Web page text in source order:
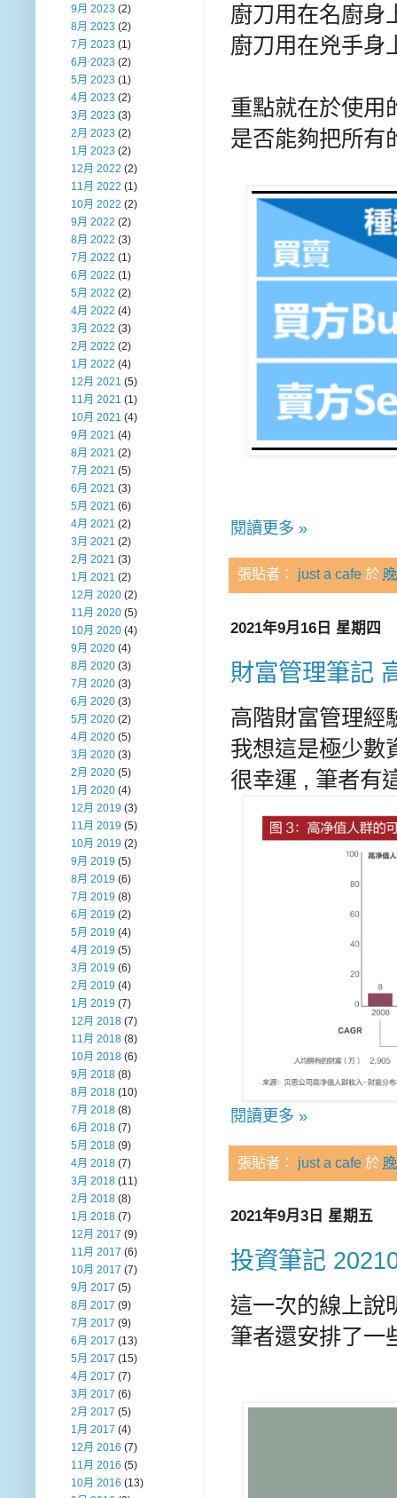
廚刀用在名廚身
廚刀用在兇手身
重點就在於使用
是否能夠把所有
閱讀更多 »
張貼者： just a cafe 於
2021年9月16日 星期四
財富管理筆記
高階財富管理經
我想這是極少數
很幸運 , 筆者有
閱讀更多 »
張貼者： just a cafe 於
2021年9月3日 星期五
投資筆記
這一次的線上說
筆者還安排了一
9月 2023 (2)
8月 2023 (2)
7月 2023 (1)
6月 2023 (2)
5月 2023 (1)
4月 2023 (2)
3月 2023 (3)
2月 2023 (2)
1月 2023 (2)
12月 2022 (2)
11月 2022 (1)
10月 2022 (2)
9月 2022 (2)
8月 2022 (3)
7月 2022 (1)
6月 2022 (1)
5月 2022 (2)
4月 2022 (4)
3月 2022 (3)
2月 2022 (2)
1月 2022 (4)
12月 2021 (5)
11月 2021 (1)
10月 2021 (4)
9月 2021 (4)
8月 2021 (2)
7月 2021 (5)
6月 2021 (3)
5月 2021 (6)
4月 2021 (2)
3月 2021 (2)
2月 2021 (3)
1月 2021 (2)
12月 2020 (2)
11月 2020 (5)
10月 2020 (4)
9月 2020 (4)
8月 2020 (3)
7月 2020 (3)
6月 2020 (3)
5月 2020 (2)
4月 2020 (5)
3月 2020 (3)
2月 2020 (5)
1月 2020 (4)
12月 2019 (3)
11月 2019 (5)
10月 2019 (2)
9月 2019 (5)
8月 2019 (6)
7月 2019 (8)
6月 2019 (2)
5月 2019 (4)
4月 2019 (5)
3月 2019 (6)
2月 2019 (4)
1月 2019 (7)
12月 2018 (7)
11月 2018 (8)
10月 2018 (6)
9月 2018 (8)
8月 2018 (10)
7月 2018 (8)
6月 2018 (7)
5月 2018 (9)
4月 2018 (7)
3月 2018 (11)
2月 2018 (8)
1月 2018 (7)
12月 2017 (9)
11月 2017 (6)
10月 2017 (7)
9月 2017 (5)
8月 2017 (9)
7月 2017 (9)
6月 2017 (13)
5月 2017 (15)
4月 2017 (7)
3月 2017 (6)
2月 2017 (5)
1月 2017 (4)
12月 2016 (7)
11月 2016 (5)
10月 2016 (13)